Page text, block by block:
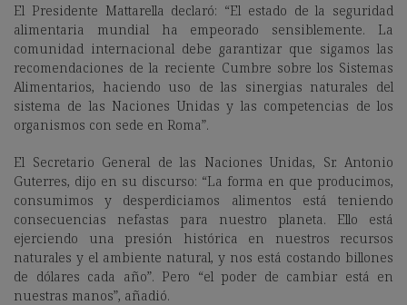
El Presidente Mattarella declaró: “El estado de la seguridad
alimentaria mundial ha empeorado sensiblemente. La
comunidad internacional debe garantizar que sigamos las
recomendaciones de la reciente Cumbre sobre los Sistemas
Alimentarios, haciendo uso de las sinergias naturales del
sistema de las Naciones Unidas y las competencias de los
organismos con sede en Roma”.
El Secretario General de las Naciones Unidas, Sr. Antonio
Guterres, dijo en su discurso: “La forma en que producimos,
consumimos y desperdiciamos alimentos está teniendo
consecuencias nefastas para nuestro planeta. Ello está
ejerciendo una presión histórica en nuestros recursos
naturales y el ambiente natural, y nos está costando billones
de dólares cada año”. Pero “el poder de cambiar está en
nuestras manos”, añadió.